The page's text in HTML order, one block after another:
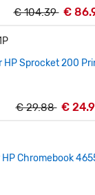
€ 104.39 €
HP Sprocket 200
€ 29.88 €
Chromebook